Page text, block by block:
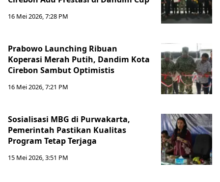
16 Mei 2026, 7:28 PM
Prabowo Launching Ribuan
Koperasi Merah Putih, Dandim Kota
Cirebon Sambut Optimistis
16 Mei 2026, 7:21 PM
Sosialisasi MBG di Purwakarta,
Pemerintah Pastikan Kualitas
Program Tetap Terjaga
15 Mei 2026, 3:51 PM